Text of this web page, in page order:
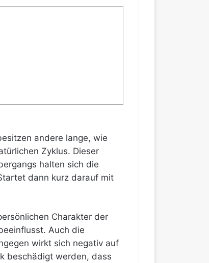
andere lange, wie
Zyklus. Dieser
halten sich die
dann kurz darauf mit
Charakter der
Auch die
wirkt sich negativ auf
beschädigt werden, dass